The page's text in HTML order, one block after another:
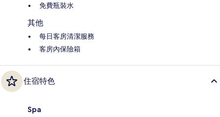
免費瓶裝水
其他
每日客房清潔服務
客房內保險箱
住宿特色
Spa